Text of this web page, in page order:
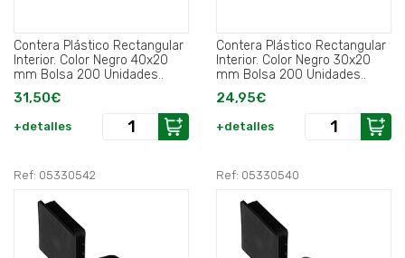
Contera Plástico Rectangular
Interior. Color Negro 40x20
mm Bolsa 200 Unidades..
31,50€
+detalles
Contera Plástico Rectangular
Interior. Color Negro 30x20
mm Bolsa 200 Unidades..
24,95€
+detalles
Ref: 05330542 Ref: 05330540